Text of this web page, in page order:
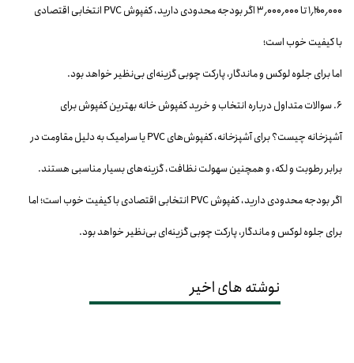
۱٬۲۰۰٬۰۰۰ تا ۳٬۰۰۰٬۰۰۰ اگر بودجه محدودی دارید، کفپوش PVC انتخابی اقتصادی
با کیفیت خوب است؛
اما برای جلوه لوکس و ماندگار، پارکت چوبی گزینه‌ای بی‌نظیر خواهد بود.
۶. سوالات متداول درباره انتخاب و خرید کفپوش خانه بهترین کفپوش برای
آشپزخانه چیست؟ برای آشپزخانه، کفپوش‌های PVC یا سرامیک به دلیل مقاومت در
برابر رطوبت و لکه، و همچنین سهولت نظافت، گزینه‌های بسیار مناسبی هستند.
اگر بودجه محدودی دارید، کفپوش PVC انتخابی اقتصادی با کیفیت خوب است؛ اما
برای جلوه لوکس و ماندگار، پارکت چوبی گزینه‌ای بی‌نظیر خواهد بود.
نوشته های اخیر